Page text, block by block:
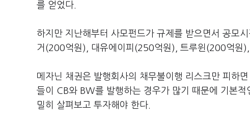
를 얻었다.
하지만 지난해부터 사모펀드가 규제를 받으면서 공모
거(200억원), 대유에이피(250억원), 트루윈(200억원
메자닌 채권은 발행회사의 채무불이행 리스크만 피하
들이 CB와 BW를 발행하는 경우가 많기 때문에 기본
밀히 살펴보고 투자해야 한다.